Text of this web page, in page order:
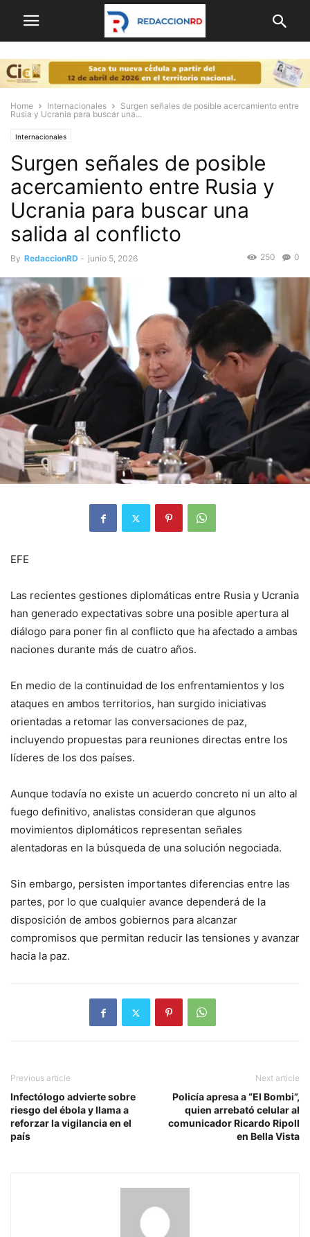
Home Internacionales
Surgen señales de posible acercamiento entre
Rusia y Ucrania para buscar una...
Internacionales
Surgen señales de posible
acercamiento entre Rusia y
Ucrania para buscar una
salida al conflicto
By RedaccionRD - junio 5, 2026 0
250
EFE
Las recientes gestiones diplomáticas entre Rusia y Ucrania
han generado expectativas sobre una posible apertura al
diálogo para poner fin al conflicto que ha afectado a ambas
naciones durante más de cuatro años.
En medio de la continuidad de los enfrentamientos y los
ataques en ambos territorios, han surgido iniciativas
orientadas a retomar las conversaciones de paz,
incluyendo propuestas para reuniones directas entre los
líderes de los dos países.
Aunque todavía no existe un acuerdo concreto ni un alto al
fuego definitivo, analistas consideran que algunos
movimientos diplomáticos representan señales
alentadoras en la búsqueda de una solución negociada.
Sin embargo, persisten importantes diferencias entre las
partes, por lo que cualquier avance dependerá de la
disposición de ambos gobiernos para alcanzar
compromisos que permitan reducir las tensiones y avanzar
hacia la paz.
Previous article
Infectólogo advierte sobre
riesgo del ébola y llama a
reforzar la vigilancia en el
país
Next article
Policía apresa a “El Bombi”,
quien arrebató celular al
comunicador Ricardo Ripoll
en Bella Vista